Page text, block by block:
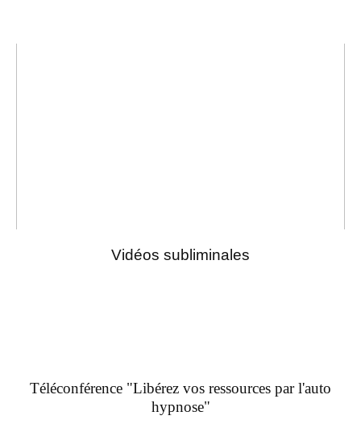
Vidéos subliminales
Téléconférence "Libérez vos ressources par l'auto
hypnose"